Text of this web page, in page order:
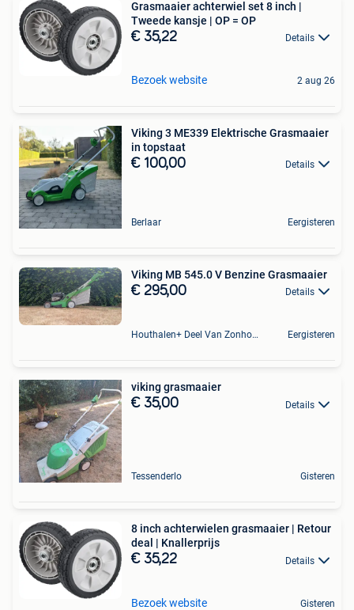
Grasmaaier achterwiel set 8 inch |
Tweede kansje | OP = OP
€ 35,22 Details
Bezoek website 2 aug 26
Viking 3 ME339 Elektrische Grasmaaier
in topstaat
€ 100,00 Details
Berlaar Eergisteren
Viking MB 545.0 V Benzine Grasmaaier
€ 295,00 Details
Houthalen+ Deel Van Zonhoven En Zolder Eergisteren
viking grasmaaier
€ 35,00 Details
Tessenderlo Gisteren
8 inch achterwielen grasmaaier | Retour
deal | Knallerprijs
€ 35,22 Details
Bezoek website Gisteren